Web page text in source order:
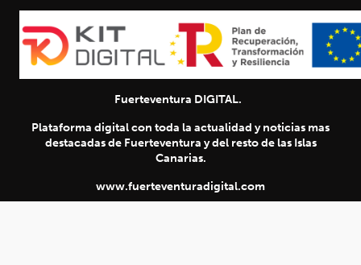
SIGUIENTE chevron_right
Título
Fuerteventura DIGITAL.
Plataforma digital con toda la actualidad y noticias mas
destacadas de Fuerteventura y del resto de las Islas
Canarias.
www.fuerteventuradigital.com